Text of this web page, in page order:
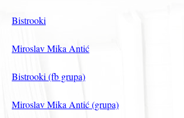
Bistrooki
Miroslav Mika Antić
Bistrooki (fb grupa)
Miroslav Mika Antić (grupa)